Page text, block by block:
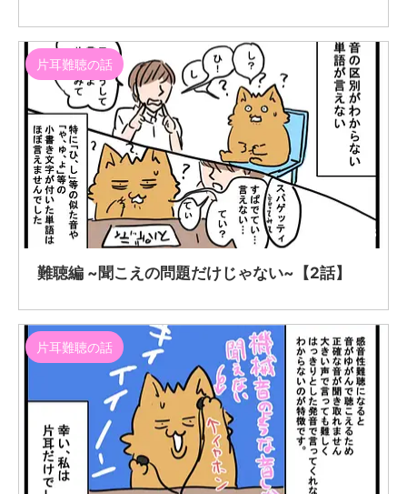
2019/9/3
片耳難聴の話
難聴編 ~聞こえの問題だけじゃない~【2話】
片耳難聴の話